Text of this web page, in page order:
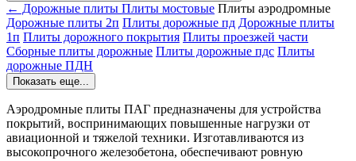
← Дорожные плиты Плиты мостовые Плиты аэродромные
Дорожные плиты 2п Плиты дорожные пд Дорожные плиты
1п Плиты дорожного покрытия Плиты проезжей части
Сборные плиты дорожные Плиты дорожные пдс Плиты
дорожные ПДН
Показать еще...
Аэродромные плиты ПАГ предназначены для устройства
покрытий, воспринимающих повышенные нагрузки от
авиационной и тяжелой техники. Изготавливаются из
высокопрочного железобетона, обеспечивают ровную